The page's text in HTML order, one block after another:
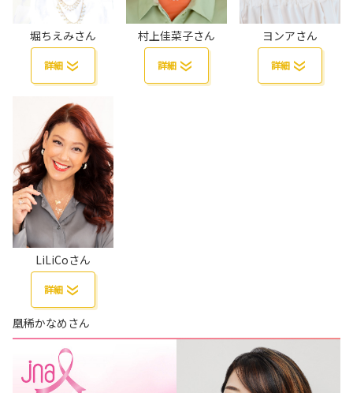
堀ちえみさん
詳細
村上佳菜子さん
詳細
ヨンアさん
詳細
LiLiCoさん
詳細
凰稀かなめさん